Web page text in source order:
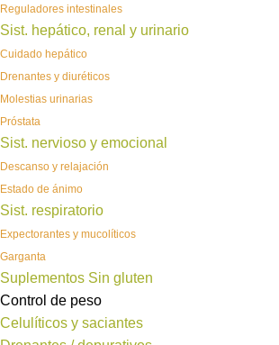
Reguladores intestinales
Sist. hepático, renal y urinario
Cuidado hepático
Drenantes y diuréticos
Molestias urinarias
Próstata
Sist. nervioso y emocional
Descanso y relajación
Estado de ánimo
Sist. respiratorio
Expectorantes y mucolíticos
Garganta
Suplementos Sin gluten
Control de peso
Celulíticos y saciantes